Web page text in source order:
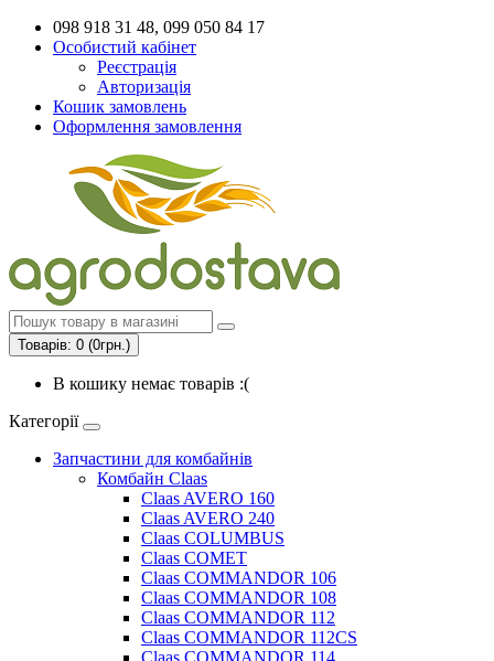
098 918 31 48, 099 050 84 17
Особистий кабінет
Реєстрація
Авторизація
Кошик замовлень
Оформлення замовлення
Товарів: 0 (0грн.)
В кошику немає товарів :(
Категорії
Запчастини для комбайнів
Комбайн Claas
Claas AVERO 160
Claas AVERO 240
Claas COLUMBUS
Claas COMET
Claas COMMANDOR 106
Claas COMMANDOR 108
Claas COMMANDOR 112
Claas COMMANDOR 112CS
Claas COMMANDOR 114